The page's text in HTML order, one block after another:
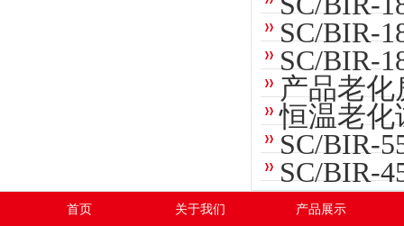
SC/BIR-
SC/BIR-
产品老化
恒温老化
SC/BIR-
SC/BIR-
首页 关于我们 产品展示